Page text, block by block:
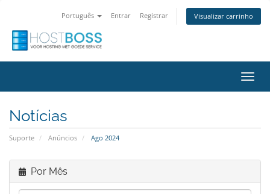
Português Entrar Registrar Visualizar carrinho
Notícias
Suporte Anúncios Ago 2024
Por Mês